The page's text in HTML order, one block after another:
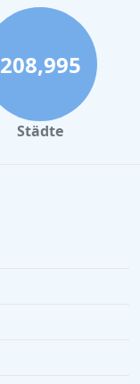
208,995
Städte